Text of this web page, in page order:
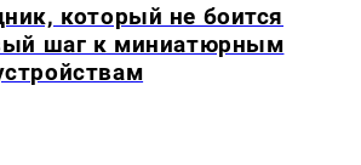
который не боится
шаг к миниатюрным